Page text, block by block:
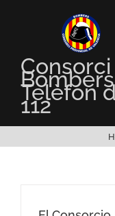
Telèfon
112